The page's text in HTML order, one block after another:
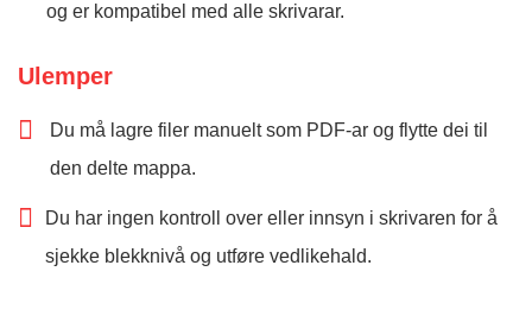
og er kompatibel med alle skrivarar.
Ulemper
Du må lagre filer manuelt som PDF-ar og flytte dei til
den delte mappa.
Du har ingen kontroll over eller innsyn i skrivaren for å
sjekke blekknivå og utføre vedlikehald.